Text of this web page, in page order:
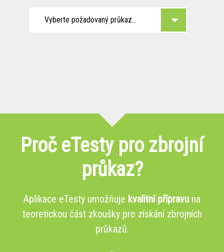
Vyberte požadovaný průkaz...
Proč eTesty pro zbrojní
průkaz?
Aplikace eTesty umožňuje kvalitní přípravu na
teoretickou část zkoušky pro získání zbrojních
průkazů.